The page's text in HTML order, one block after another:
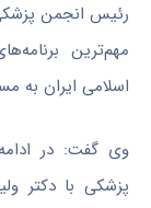
رئیس انجمن
مهم‌ترین
اسلامی ایران به
وی گفت: در
پزشکی با دکتر